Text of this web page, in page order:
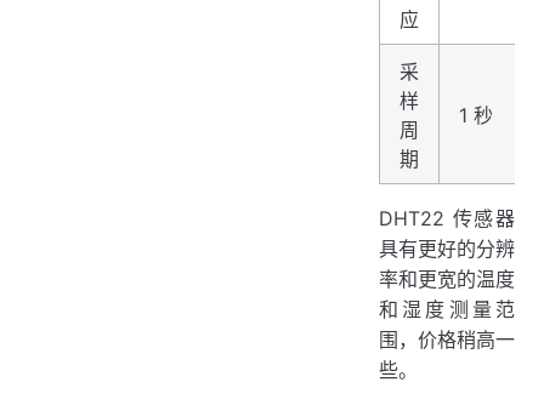
应
采
样
周
期
1 秒
DHT22 传感器
具有更好的分辨
率和更宽的温度
和湿度测量范
围，价格稍高一
些。